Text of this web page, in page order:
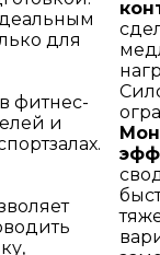
для
фитнес-
и